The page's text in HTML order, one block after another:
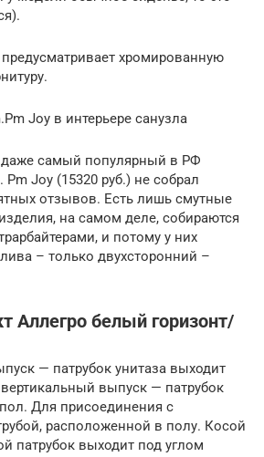
предусматривает хромированную
Joy в интерьере санузла
даже самый популярный в РФ
Pm Joy (15320 руб.) не собрал
отзывов. Есть лишь смутные
на самом деле, собираются
и потому у них
– только двухсторонний –
Аллегро белый горизонт/
— патрубок унитаза выходит
выпуск — патрубок
Для присоединения с
расположенной в полу. Косой
патрубок выходит под углом